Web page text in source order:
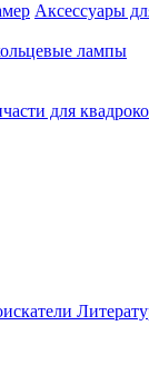
Аксессуары
лампы
для